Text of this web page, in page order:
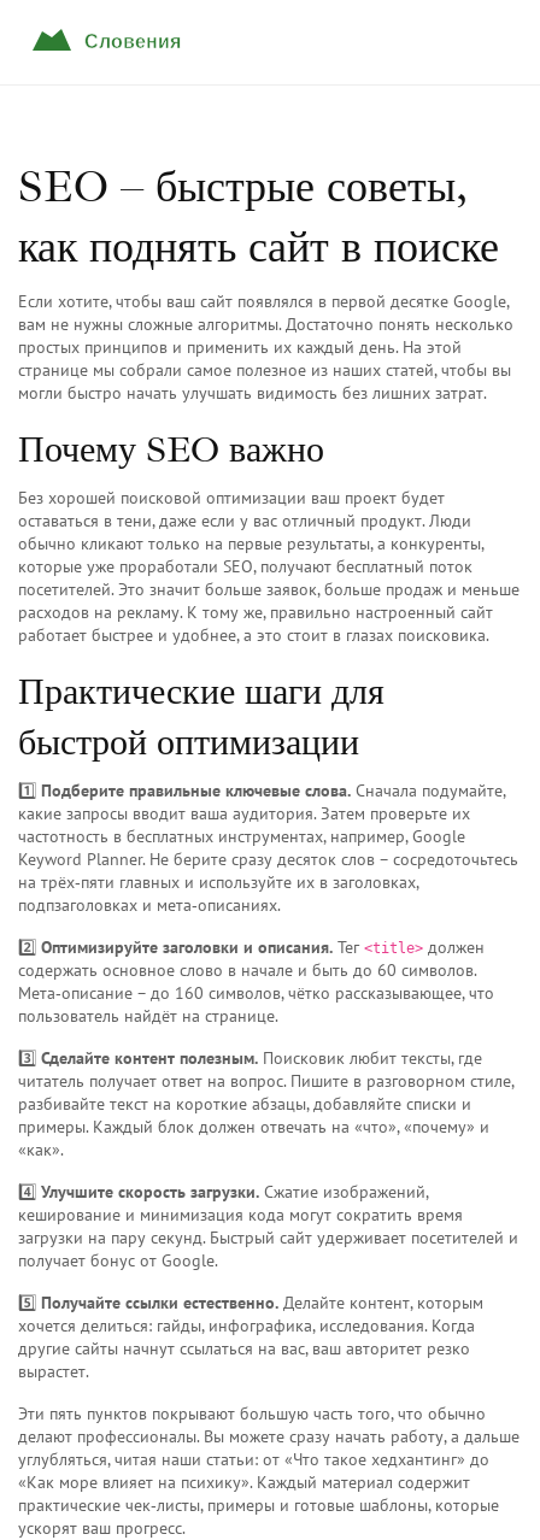
SEO – быстрые советы,
как поднять сайт в поиске
Если хотите, чтобы ваш сайт появлялся в первой десятке Google,
вам не нужны сложные алгоритмы. Достаточно понять несколько
простых принципов и применить их каждый день. На этой
странице мы собрали самое полезное из наших статей, чтобы вы
могли быстро начать улучшать видимость без лишних затрат.
Почему SEO важно
Без хорошей поисковой оптимизации ваш проект будет
оставаться в тени, даже если у вас отличный продукт. Люди
обычно кликают только на первые результаты, а конкуренты,
которые уже проработали SEO, получают бесплатный поток
посетителей. Это значит больше заявок, больше продаж и меньше
расходов на рекламу. К тому же, правильно настроенный сайт
работает быстрее и удобнее, а это стоит в глазах поисковика.
Практические шаги для
быстрой оптимизации
1️⃣ Подберите правильные ключевые слова. Сначала подумайте,
какие запросы вводит ваша аудитория. Затем проверьте их
частотность в бесплатных инструментах, например, Google
Keyword Planner. Не берите сразу десяток слов – сосредоточьтесь
на трёх‑пяти главных и используйте их в заголовках,
подпзаголовках и мета‑описаниях.
2️⃣ Оптимизируйте заголовки и описания. Тег <title> должен
содержать основное слово в начале и быть до 60 символов.
Мета‑описание – до 160 символов, чётко рассказывающее, что
пользователь найдёт на странице.
3️⃣ Сделайте контент полезным. Поисковик любит тексты, где
читатель получает ответ на вопрос. Пишите в разговорном стиле,
разбивайте текст на короткие абзацы, добавляйте списки и
примеры. Каждый блок должен отвечать на «что», «почему» и
«как».
4️⃣ Улучшите скорость загрузки. Сжатие изображений,
кеширование и минимизация кода могут сократить время
загрузки на пару секунд. Быстрый сайт удерживает посетителей и
получает бонус от Google.
5️⃣ Получайте ссылки естественно. Делайте контент, которым
хочется делиться: гайды, инфографика, исследования. Когда
другие сайты начнут ссылаться на вас, ваш авторитет резко
вырастет.
Эти пять пунктов покрывают большую часть того, что обычно
делают профессионалы. Вы можете сразу начать работу, а дальше
углубляться, читая наши статьи: от «Что такое хедхантинг» до
«Как море влияет на психику». Каждый материал содержит
практические чек‑листы, примеры и готовые шаблоны, которые
ускорят ваш прогресс.